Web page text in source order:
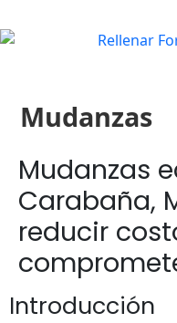
Mudanzas
Mudanzas
Carabaña,
reducir
Introducción